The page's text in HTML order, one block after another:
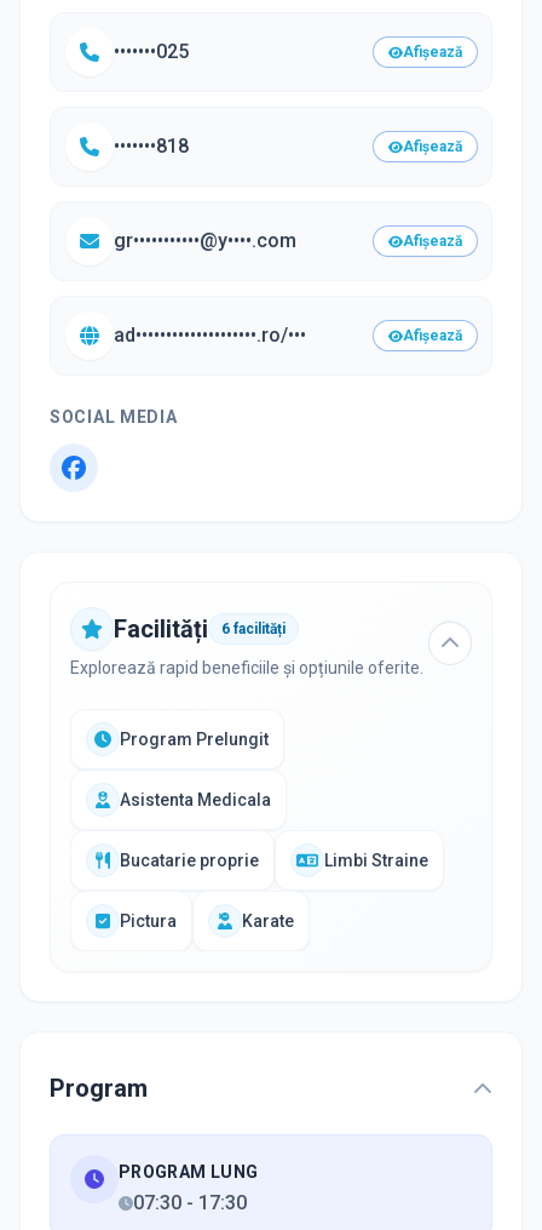
•••••••025 Afișează
•••••••818 Afișează
gr•••••••••••@y••••.com Afișează
ad••••••••••••••••••••.ro/••• Afișează
SOCIAL MEDIA
Facilități 6 facilități
Explorează rapid beneficiile și opțiunile oferite.
Program Prelungit
Asistenta Medicala
Bucatarie proprie Limbi Straine
Pictura Karate
Program
PROGRAM LUNG
07:30 - 17:30